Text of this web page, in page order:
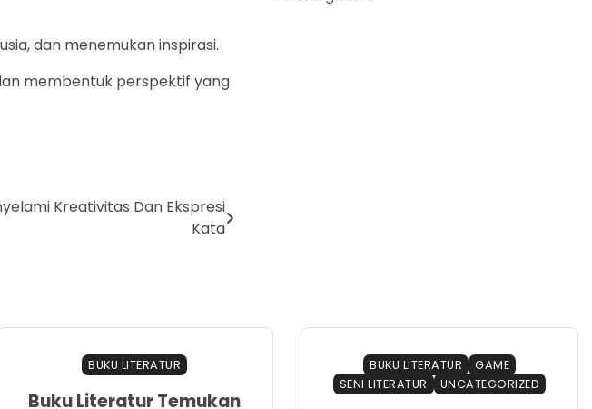
dan menemukan inspirasi.
membentuk perspektif yang
Kreativitas Dan Ekspresi
Kata
BUKU LITERATUR
Buku Literatur Temukan
BUKU LITERATUR
GAME
SENI LITERATUR
UNCATEGORIZED